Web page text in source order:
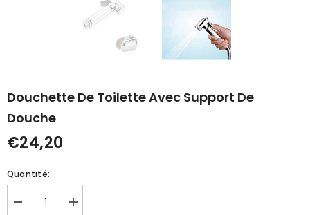
Douchette De Toilette Avec Support De
Douche
€24,20
Quantité:
Réduire
Augmenter